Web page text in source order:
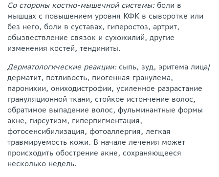
Со стороны костно-мышечной системы: боли в
мышцах с повышением уровня КФК в сыворотке или
без него, боли в суставах, гиперостоз, артрит,
обызвествление связок и сухожилий, другие
изменения костей, тендиниты.
Дерматологические реакции: сыпь, зуд, эритема лица/
дерматит, потливость, пиогенная гранулема,
паронихии, ониходистрофии, усиленное разрастание
грануляционной ткани, стойкое истончение волос,
обратимое выпадение волос, фульминантные формы
акне, гирсутизм, гиперпигментация,
фотосенсибилизация, фотоаллергия, легкая
травмируемость кожи. В начале лечения может
происходить обострение акне, сохраняющееся
несколько недель.